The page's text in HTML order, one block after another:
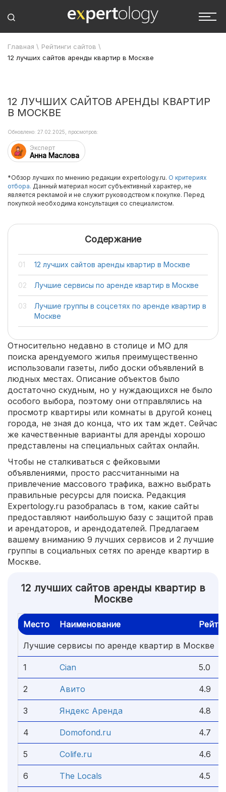
Главная \ Рейтинги сайтов \
12 лучших сайтов аренды квартир в Москве
12 ЛУЧШИХ САЙТОВ АРЕНДЫ КВАРТИР
В МОСКВЕ
Эксперт
Анна Маслова
Обновлено: 27.02.2025, просмотров:
*Обзор лучших по мнению редакции expertology.ru. О критериях
отбора. Данный материал носит субъективный характер, не
является рекламой и не служит руководством к покупке. Перед
покупкой необходима консультация со специалистом.
Содержание
12 лучших сайтов аренды квартир в Москве
Лучшие сервисы по аренде квартир в Москве
Лучшие группы в соцсетях по аренде квартир в
Москве
Относительно недавно в столице и МО для
поиска арендуемого жилья преимущественно
использовали газеты, либо доски объявлений в
людных местах. Описание объектов было
достаточно скудным, но у нуждающихся не было
особого выбора, поэтому они отправлялись на
просмотр квартиры или комнаты в другой конец
города, не зная до конца, что их там ждет. Сейчас
же качественные варианты для аренды хорошо
представлены на специальных сайтах онлайн.
Чтобы не сталкиваться с фейковыми
объявлениями, просто рассчитанными на
привлечение массового трафика, важно выбрать
правильные ресурсы для поиска. Редакция
Expertology.ru разобралась в том, какие сайты
предоставляют наибольшую базу с защитой прав
и арендаторов, и арендодателей. Предлагаем
вашему вниманию 9 лучших сервисов и 2 лучшие
группы в социальных сетях по аренде квартир в
Москве.
12 лучших сайтов аренды квартир в
Москве
Место Наименование
Лучшие сервисы по аренде квартир в Москве
1 Cian 5.0
2 Авито 4.9
3 Яндекс Аренда 4.8
4 Domofond.ru 4.7
5 Colife.ru 4.6
6 The Locals 4.5